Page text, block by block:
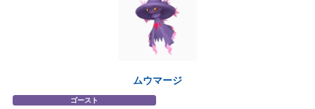
ムウマージ
ゴースト